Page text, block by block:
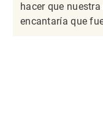
hacer que
encantaría que